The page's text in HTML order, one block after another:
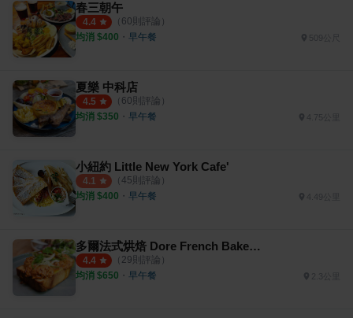
春三朝午
4.4 （ 60則評論）
均消 $400 ・ 早午餐 509公尺
夏樂 中科店
4.5 （ 60則評論）
均消 $350 ・ 早午餐 4.75公里
小紐約 Little New York Cafe'
4.1 （ 45則評論）
均消 $400 ・ 早午餐 4.49公里
多爾法式烘焙 Dore French Bakehouse
4.4 （ 29則評論）
均消 $650 ・ 早午餐